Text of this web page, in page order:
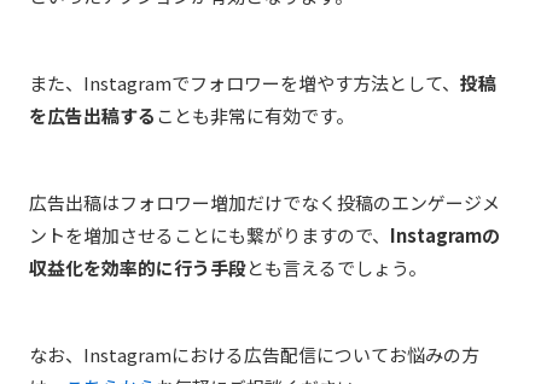
また、Instagramでフォロワーを増やす方法として、 投稿
を広告出稿することも非常に有効です。
広告出稿はフォロワー増加だけでなく投稿のエンゲージメ
ントを増加させることにも繋がりますので、 Instagramの
収益化を効率的に行う手段とも言えるでしょう。
なお、Instagramにおける広告配信についてお悩みの方